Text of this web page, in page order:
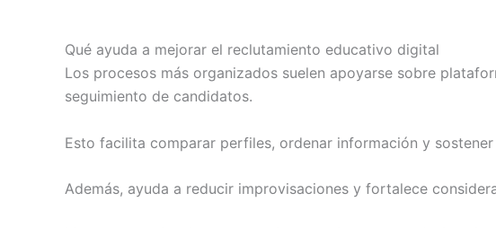
Qué ayuda a mejorar el reclutamiento educativo digital
Los procesos más organizados suelen apoyarse sobre
seguimiento de candidatos.
Esto facilita comparar perfiles, ordenar información y
Además, ayuda a reducir improvisaciones y fortalece